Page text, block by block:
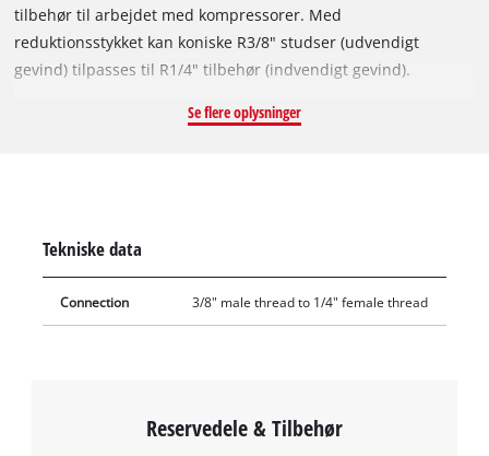
tilbehør til arbejdet med kompressorer. Med
reduktionsstykket kan koniske R3/8" studser (udvendigt
gevind) tilpasses til R1/4" tilbehør (indvendigt gevind).
reduktionsniplen kan foreskrevne 3/8” studser med udvendigt
pågældende studser.
Se flere oplysninger
Tekniske data
Connection 3/8" male thread to 1/4" female thread
Reservedele & Tilbehør